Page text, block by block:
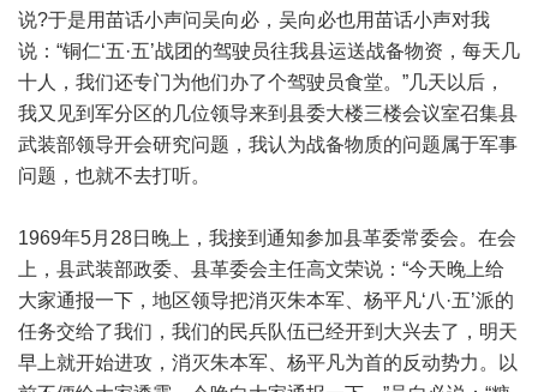
说?于是用苗话小声问吴向必，吴向必也用苗话小声对我
说：“铜仁‘五·五’战团的驾驶员往我县运送战备物资，每天几
十人，我们还专门为他们办了个驾驶员食堂。”几天以后，
我又见到军分区的几位领导来到县委大楼三楼会议室召集县
武装部领导开会研究问题，我认为战备物质的问题属于军事
问题，也就不去打听。
1969年5月28日晚上，我接到通知参加县革委常委会。在会
上，县武装部政委、县革委会主任高文荣说：“今天晚上给
大家通报一下，地区领导把消灭朱本军、杨平凡‘八·五’派的
任务交给了我们，我们的民兵队伍已经开到大兴去了，明天
早上就开始进攻，消灭朱本军、杨平凡为首的反动势力。以